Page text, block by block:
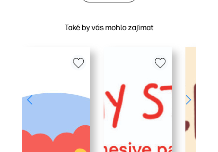
Také by vás mohlo zajímat